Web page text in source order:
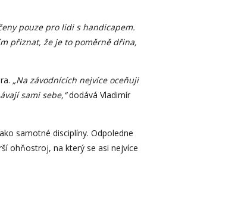
pouze pro lidi s handicapem.
přiznat, že je to poměrně dřina,
„Na závodnících nejvíce oceňuji
sami sebe,“dodává Vladimír
samotné disciplíny. Odpoledne
ohňostroj, na který se asi nejvíce